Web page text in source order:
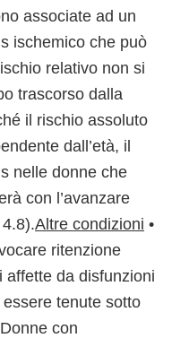
associate ad un
ischemico che può
relativo non si
trascorso dalla
il rischio assoluto
dall’età, il
nelle donne che
con l’avanzare
Altre condizioni •
ritenzione
affette da disfunzioni
tenute sotto
con